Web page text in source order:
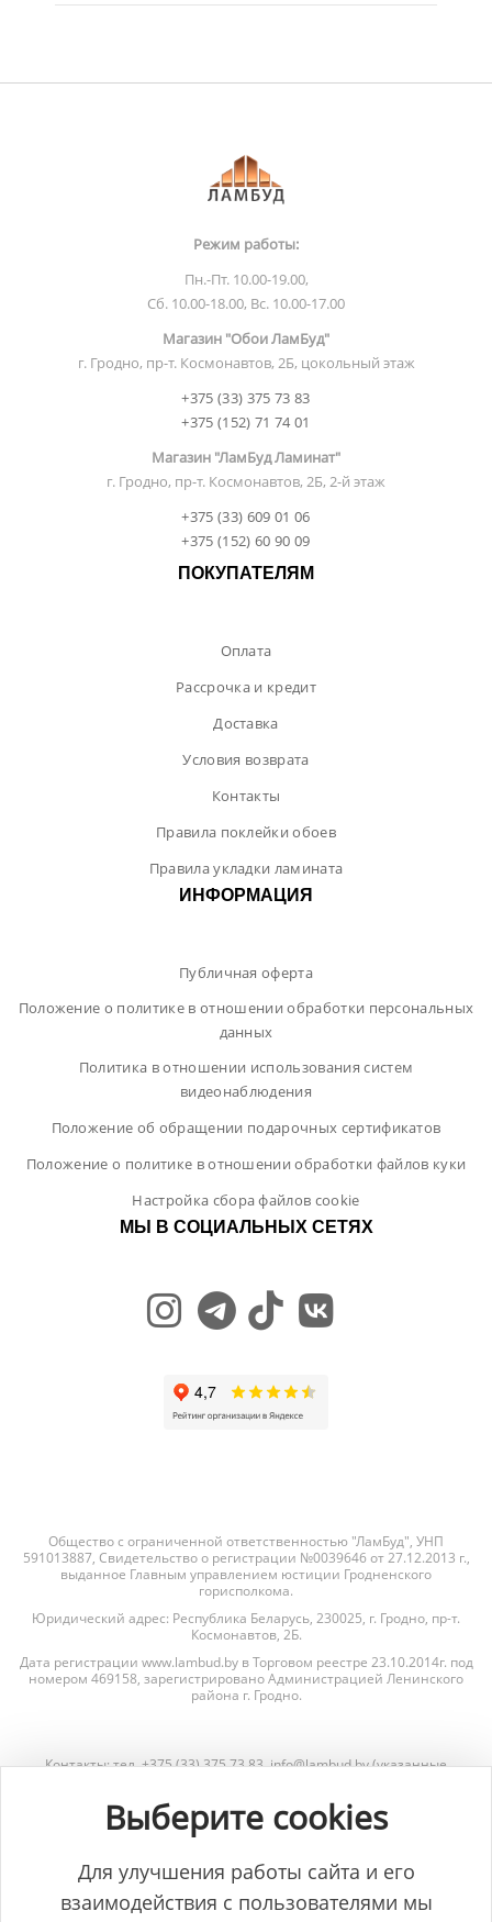
Режим работы:
Пн.-Пт. 10.00-19.00,
Сб. 10.00-18.00, Вс. 10.00-17.00
Магазин "Обои ЛамБуд"
г. Гродно, пр-т. Космонавтов, 2Б, цокольный этаж
+375 (33) 375 73 83
+375 (152) 71 74 01
Магазин "ЛамБуд Ламинат"
г. Гродно, пр-т. Космонавтов, 2Б, 2-й этаж
+375 (33) 609 01 06
+375 (152) 60 90 09
ПОКУПАТЕЛЯМ
Оплата
Рассрочка и кредит
Доставка
Условия возврата
Контакты
Правила поклейки обоев
Правила укладки ламината
ИНФОРМАЦИЯ
Публичная оферта
Положение о политике в отношении обработки персональных
данных
Политика в отношении использования систем
видеонаблюдения
Положение об обращении подарочных сертификатов
Положение о политике в отношении обработки файлов куки
Настройка сбора файлов cookie
МЫ В СОЦИАЛЬНЫХ СЕТЯХ
Общество с ограниченной ответственностью "ЛамБуд", УНП
591013887, Свидетельство о регистрации №0039646 от 27.12.2013 г.,
выданное Главным управлением юстиции Гродненского
горисполкома.
Юридический адрес: Республика Беларусь, 230025, г. Гродно, пр-т.
Космонавтов, 2Б.
Дата регистрации www.lambud.by в Торговом реестре 23.10.2014г. под
номером 469158, зарегистрировано Администрацией Ленинского
района г. Гродно.
Контакты: тел. +375 (33) 375 73 83, info@lambud.by (указанные
Контакты Отдела торговли и услуг Гродненского горисполкома для
рассмотрения обращений покупателей: тел. +375 (152) 62-69-67, +375
Выберите cookies
Для улучшения работы сайта и его
взаимодействия с пользователями мы